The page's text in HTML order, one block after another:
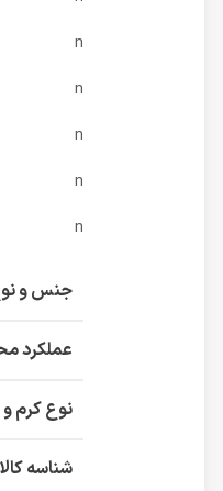
n
n
n
n
n
جنس و
عملکرد
نوع کرم
شناسه کالا